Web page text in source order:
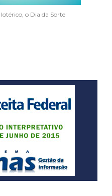
o Dia da Sorte